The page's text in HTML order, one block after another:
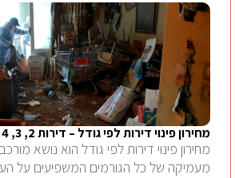
מחירון פינוי דירות לפי גודל – דירות 2, 3, 4 ו-5 חדרים
מחירון פינוי דירות לפי גודל הוא נושא
מעמיקה של כל הגורמים המשפיעים על